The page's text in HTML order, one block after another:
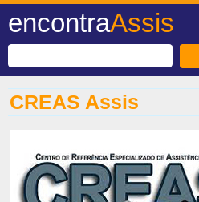
encontraAssis
CREAS Assis